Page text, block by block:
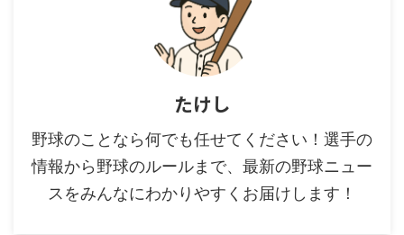
たけし
野球のことなら何でも任せてください！選手の
情報から野球のルールまで、最新の野球ニュー
スをみんなにわかりやすくお届けします！